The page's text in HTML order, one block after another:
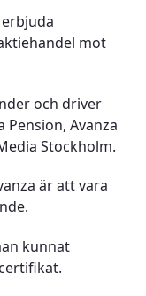
mot
och driver
Avanza
Stockholm.
är att vara
kunnat